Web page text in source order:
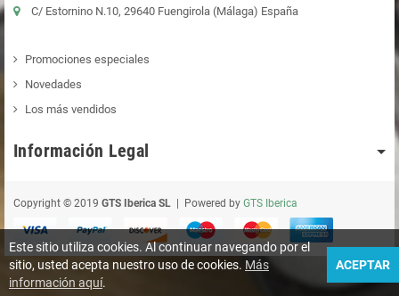
C/ Estornino N.10, 29640 Fuengirola (Málaga) España
Promociones especiales
Novedades
Los más vendidos
Información Legal
Copyright © 2019 GTS Iberica SL | Powered by GTS Iberica
Este sitio utiliza cookies. Al continuar navegando por el
sitio, usted acepta nuestro uso de cookies. Más
información aquí.
ACEPTAR